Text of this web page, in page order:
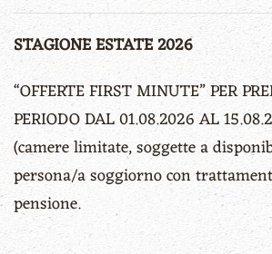
STAGIONE ESTATE 2026
“OFFERTE FIRST MINUTE” PER
PERIODO DAL 01.08.2026 AL
(camere limitate, soggette a
persona/a soggiorno con
pensione.